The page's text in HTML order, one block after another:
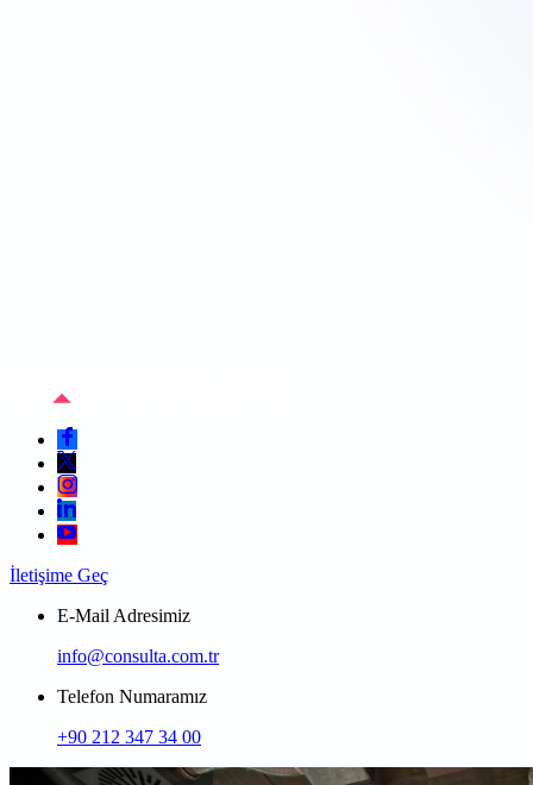
İletişime Geç
E-Mail Adresimiz
info@consulta.com.tr
Telefon Numaramız
+90 212 347 34 00